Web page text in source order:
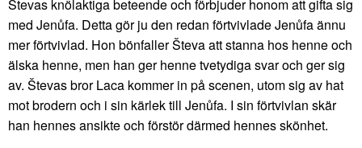
Števas knölaktiga beteende och förbjuder honom att gifta sig
med Jenůfa. Detta gör ju den redan förtvivlade Jenůfa ännu
mer förtvivlad. Hon bönfaller Števa att stanna hos henne och
älska henne, men han ger henne tvetydiga svar och ger sig
av. Števas bror Laca kommer in på scenen, utom sig av hat
mot brodern och i sin kärlek till Jenůfa. I sin förtvivlan skär
han hennes ansikte och förstör därmed hennes skönhet.